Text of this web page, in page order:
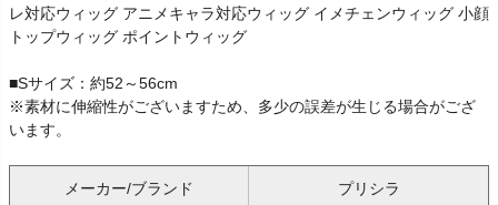
レ対応ウィッグ アニメキャラ対応ウィッグ イメチェンウィッグ 小顔
トップウィッグ ポイントウィッグ
■Sサイズ：約52～56cm
※素材に伸縮性がございますため、多少の誤差が生じる場合がござ
います。
メーカー/ブランド プリシラ